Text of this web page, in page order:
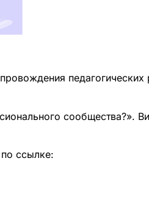
педагогических
сообщества?».
ссылке: